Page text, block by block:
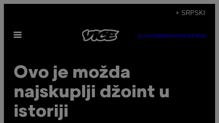
садржај
+ SRPSKI
Otvori
SUBSCRIBENEWSLETTER
Ovo je možda
najskuplji džoint u
istoriji